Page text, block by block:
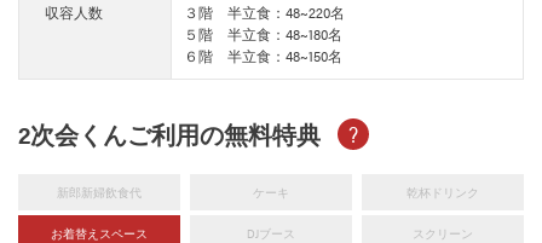
収容人数
３階 半立食：48~220名
５階 半立食：48~180名
６階 半立食：48~150名
2次会くんご利用の無料特典 ?
新郎新婦飲食代 ケーキ 乾杯ドリンク
お着替えスペース DJブース スクリーン